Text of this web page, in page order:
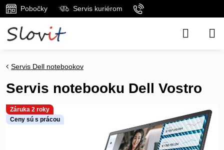
Pobočky Servis kuriérom
Záruka 2 roky
Ceny sú s prácou
Servis Dell notebookov
Servis notebooku Dell Vostro